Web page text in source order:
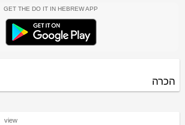
Get the Do It In Hebrew App
הכרה
view